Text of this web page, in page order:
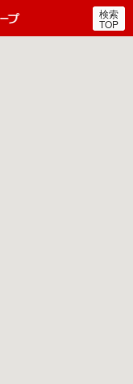
郵便局・日本郵政グルー
検索
TOP